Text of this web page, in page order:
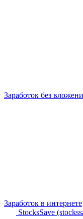
Заработок без
Заработок в интернете
StocksSave